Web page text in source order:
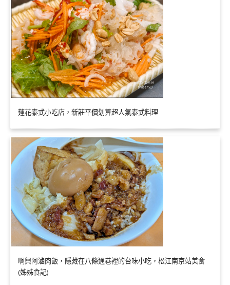
蓮花泰式小吃店，新莊平價划算超人氣泰式料理
啊興阿滷肉飯，隱藏在八條通巷裡的台味小吃，松江南京站美食
(姊姊食記)